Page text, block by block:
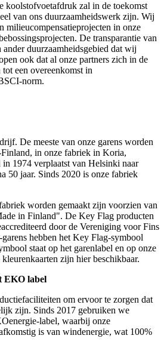
koolstofvoetafdruk zal in de toekomst
van ons duurzaamheidswerk zijn. Wij
milieucompensatieprojecten in onze
De transparantie van
duurzaamheidsgebied dat wij
ook dat al onze partners zich in de
een overeenkomst in
norm.
De meeste van onze garens worden
in onze fabriek in Koria,
1974 verplaatst van Helsinki naar
50 jaar. Sinds 2020 is onze fabriek
worden gemaakt zijn voorzien van
in Finland". De Key Flag producten
door de Vereniging voor Fins
hebben het Key Flag-symbool
staat op het garenlabel en op onze
zijn hier beschikbaar.
EKO label
om ervoor te zorgen dat
zijn. Sinds 2017 gebruiken we
label, waarbij onze
is van windenergie, wat 100%